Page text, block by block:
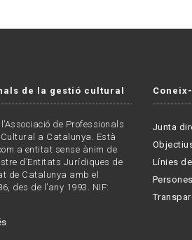
de la gestió cultural
de Professionals
a Catalunya. Està
a entitat sense ànim de
d’Entitats Jurídiques de
de Catalunya amb el
des de l’any 1993. NIF:
Junta
Línies